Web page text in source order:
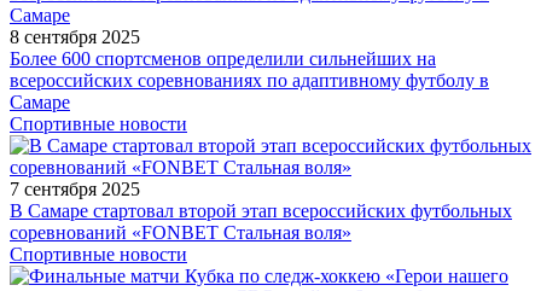
8 сентября 2025
Более 600 спортсменов определили сильнейших на
всероссийских соревнованиях по адаптивному футболу в
Самаре
Спортивные новости
7 сентября 2025
В Самаре стартовал второй этап всероссийских футбольных
соревнований «FONBET Стальная воля»
Спортивные новости